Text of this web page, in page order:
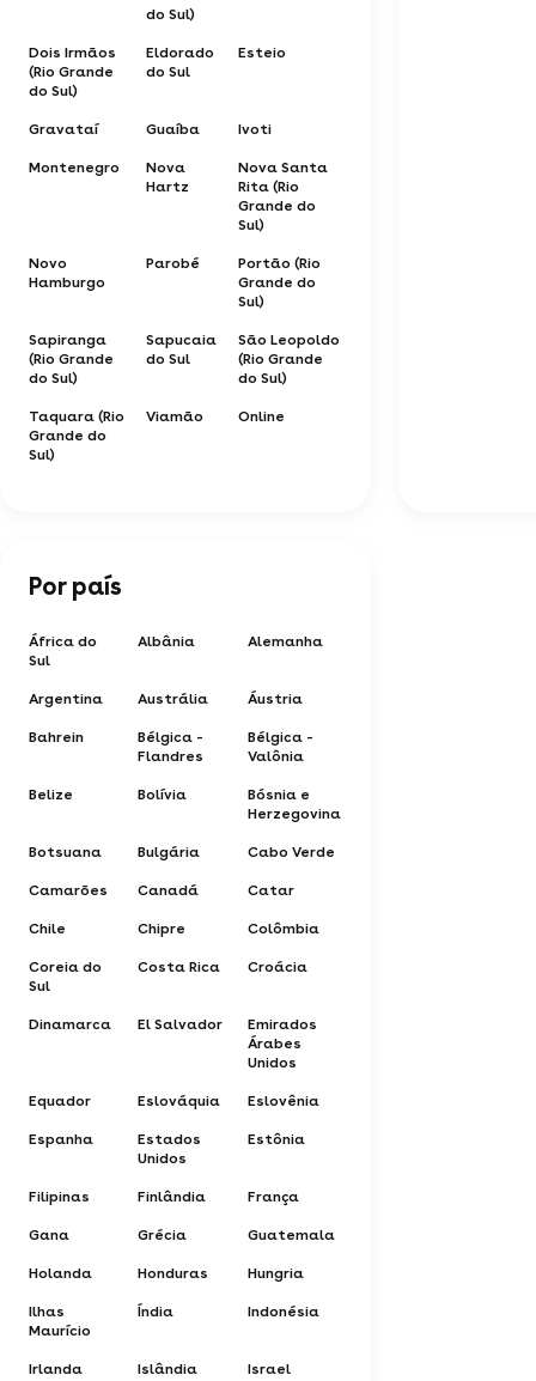
do Sul)
Dois Irmãos
(Rio Grande
do Sul)
Eldorado
do Sul
Esteio
Gravataí Guaíba Ivoti
Montenegro
Nova
Hartz
Nova Santa
Rita (Rio
Grande do
Sul)
Novo
Hamburgo
Parobé
Portão (Rio
Grande do
Sul)
Sapiranga
(Rio Grande
do Sul)
Sapucaia
do Sul
São Leopoldo
(Rio Grande
do Sul)
Taquara (Rio
Grande do
Sul)
Viamão Online
Por país
África do
Sul
Albânia Alemanha
Argentina Austrália Áustria
Bahrein
Bélgica -
Flandres
Bélgica -
Valônia
Belize Bolívia
Bósnia e
Herzegovina
Botsuana Bulgária Cabo Verde
Camarões Canadá Catar
Chile Chipre Colômbia
Coreia do
Sul
Costa Rica Croácia
Dinamarca El Salvador
Emirados
Árabes
Unidos
Equador Eslováquia Eslovênia
Espanha
Estados
Unidos
Estônia
Filipinas Finlândia França
Gana Grécia Guatemala
Holanda Honduras Hungria
Ilhas
Maurício
Índia Indonésia
Irlanda Islândia Israel